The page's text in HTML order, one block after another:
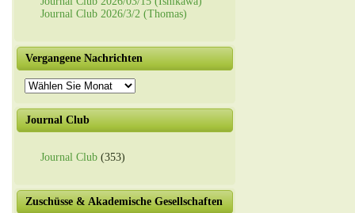
Journal Club 2026/3/2 (Thomas)
Vergangene Nachrichten
Vergangene
Nachrichten
Journal Club
Journal Club (353)
Zuschüsse & Akademische Gesellschaften